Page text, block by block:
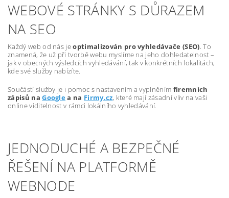
WEBOVÉ STRÁNKY S DŮRAZEM
NA SEO
Každý web od nás jeoptimalizován pro vyhledávače (SEO). To
znamená, že už při tvorbě webu myslíme na jeho dohledatelnost –
jak v obecných výsledcích vyhledávání, tak v konkrétních lokalitách,
kde své služby nabízíte.
Součástí služby je i pomoc s nastavením a vyplněním firemních
zápisů naGooglea na Firmy.cz, které mají zásadní vliv na vaši
online viditelnost v rámci lokálního vyhledávání.
JEDNODUCHÉ A BEZPEČNÉ
ŘEŠENÍ NA PLATFORMĚ
WEBNODE